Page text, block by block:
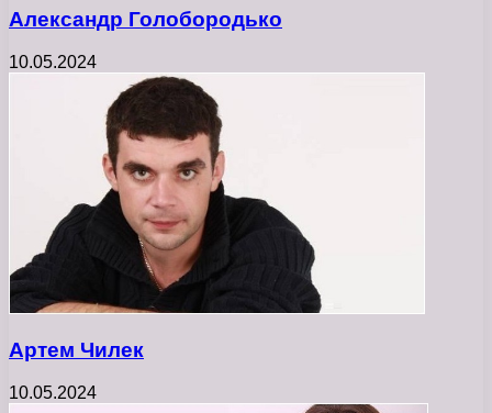
Александр Голобородько
10.05.2024
Артем Чилек
10.05.2024